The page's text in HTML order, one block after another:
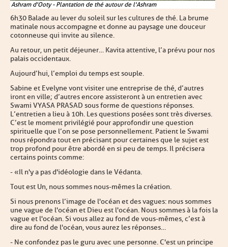
Ashram d'Ooty - Plantation de thé autour de l'Ashram
6h30 Balade au lever du soleil sur les cultures de thé. La brume
matinale nous accompagne et donne au paysage une douceur
cotonneuse qui invite au silence.
Au retour, un petit déjeuner… Kavita attentive, l’a prévu pour nos
palais occidentaux.
Aujourd’hui, l’emploi du temps est souple.
Sabine et Evelyne vont visiter une entreprise de thé, d’autres
iront en ville ; d’autres encore assisteront à un entretien avec
Swami VYASA PRASAD sous forme de questions réponses.
L’entretien a lieu à 10h. Les questions posées sont très diverses.
C’est le moment privilégié pour approfondir une question
spirituelle que l’on se pose personnellement. Patient le Swami
nous répondra tout en précisant pour certaines que le sujet est
trop profond pour être abordé en si peu de temps. Il précisera
certains points comme :
- « Il n'y a pas d'idéologie dans le Védanta.
Tout est Un, nous sommes nous-mêmes la création.
Si nous prenons l’image de l'océan et des vagues : nous sommes
une vague de l'océan et Dieu est l'océan. Nous sommes à la fois la
vague et l'océan. Si vous allez au fond de vous-mêmes, c’est à
dire au fond de l'océan, vous aurez les réponses…
- Ne confondez pas le guru avec une personne. C'est un principe